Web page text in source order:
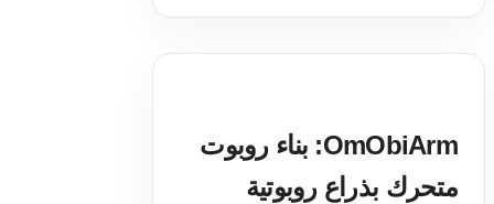
OmObiArm: بناء روبوت
متحرك بذراع روبوتية